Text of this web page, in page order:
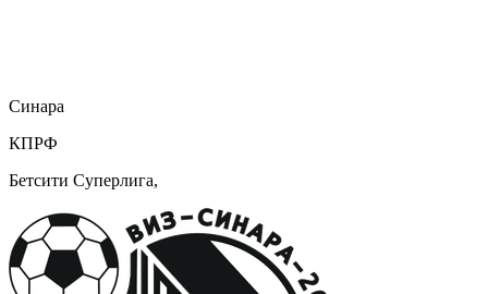
Синара
КПРФ
Бетсити Суперлига,